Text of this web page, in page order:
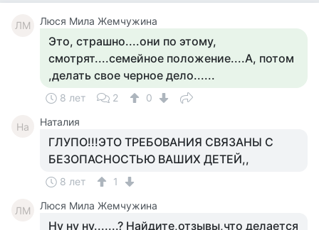
ЛМ Люся Мила Жемчужина
Это, страшно....они по этому,
смотрят....семейное положение....А, потом
,делать свое черное дело......
8 лет 2 0
На Наталия
ГЛУПО!!!ЭТО ТРЕБОВАНИЯ СВЯЗАНЫ С
БЕЗОПАСНОСТЬЮ ВАШИХ ДЕТЕЙ,,
8 лет 1
ЛМ Люся Мила Жемчужина
Ну ну ну.......? Найдите,отзывы,что делается